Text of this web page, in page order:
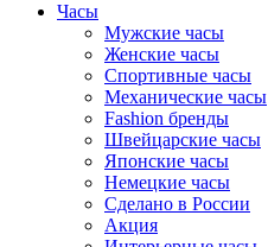
Часы
Мужские часы
Женские часы
Спортивные часы
Механические часы
Fashion бренды
Швейцарские часы
Японские часы
Немецкие часы
Сделано в России
Акция